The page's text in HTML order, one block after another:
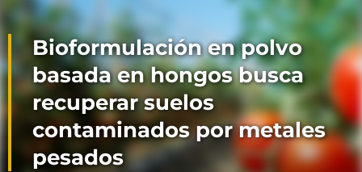
Bioformulación en polvo
basada en hongos busca
recuperar suelos
contaminados por metales
pesados